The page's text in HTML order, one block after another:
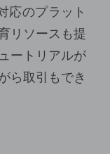
応のプラット
リソースも提
ートリアルが
ら取引もでき